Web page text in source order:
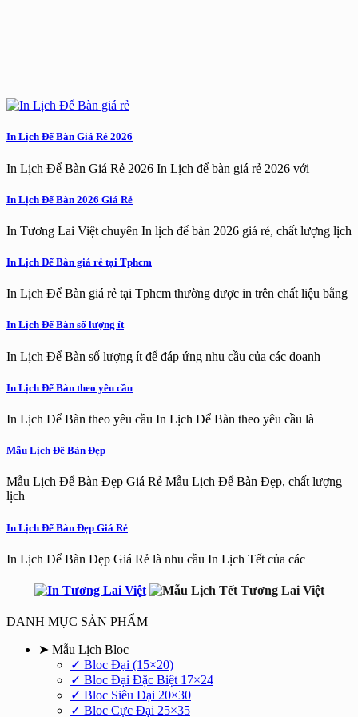
In Lịch Để Bàn Giá Rẻ 2026
In Lịch Để Bàn Giá Rẻ 2026 In Lịch để bàn giá rẻ 2026 với
In Lịch Để Bàn 2026 Giá Rẻ
In Tương Lai Việt chuyên In lịch để bàn 2026 giá rẻ, chất lượng lịch
In Lịch Để Bàn giá rẻ tại Tphcm
In Lịch Để Bàn giá rẻ tại Tphcm thường được in trên chất liệu bằng
In Lịch Để Bàn số lượng ít
In Lịch Để Bàn số lượng ít để đáp ứng nhu cầu của các doanh
In Lịch Để Bàn theo yêu cầu
In Lịch Để Bàn theo yêu cầu In Lịch Để Bàn theo yêu cầu là
Mẫu Lịch Để Bàn Đẹp
Mẫu Lịch Để Bàn Đẹp Giá Rẻ Mẫu Lịch Để Bàn Đẹp, chất lượng
lịch
In Lịch Để Bàn Đẹp Giá Rẻ
In Lịch Để Bàn Đẹp Giá Rẻ là nhu cầu In Lịch Tết của các
DANH MỤC SẢN PHẨM
➤ Mẫu Lịch Bloc
✓ Bloc Đại (15×20)
✓ Bloc Đại Đặc Biệt 17×24
✓ Bloc Siêu Đại 20×30
✓ Bloc Cực Đại 25×35